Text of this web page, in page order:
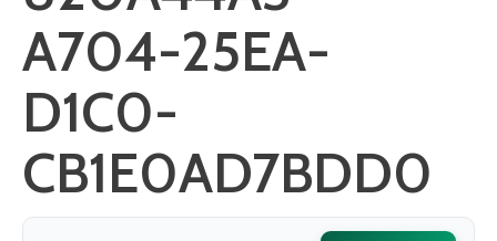
A704-25EA-
D1C0-
CB1E0AD7BDD0